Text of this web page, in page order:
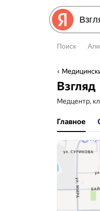
Поиск
Взгляд
Медцентр,
Главное